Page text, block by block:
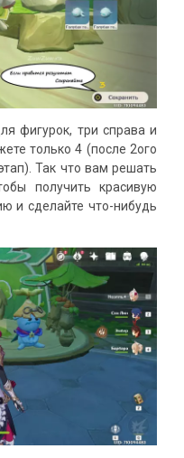
фигурок, три справа и
только 4 (после 2ого
Так что вам решать
получить красивую
и сделайте что-нибудь